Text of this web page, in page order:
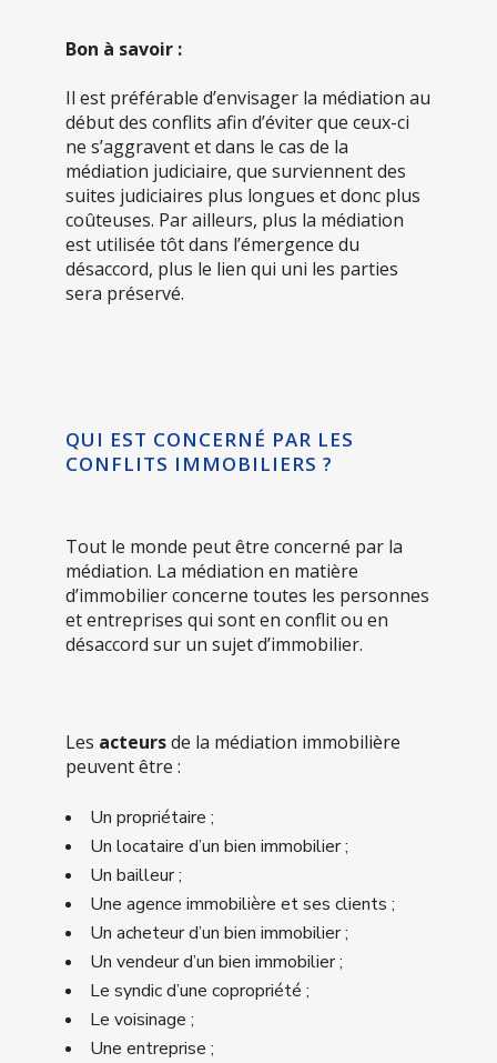
Bon à savoir :
Il est préférable d’envisager la médiation au
début des conflits afin d’éviter que ceux-ci
ne s’aggravent et dans le cas de la
médiation judiciaire, que surviennent des
suites judiciaires plus longues et donc plus
coûteuses. Par ailleurs, plus la médiation
est utilisée tôt dans l’émergence du
désaccord, plus le lien qui uni les parties
sera préservé.
QUI EST CONCERNÉ PAR LES
CONFLITS IMMOBILIERS ?
Tout le monde peut être concerné par la
médiation. La médiation en matière
d’immobilier concerne toutes les personnes
et entreprises qui sont en conflit ou en
désaccord sur un sujet d’immobilier.
Les acteursde la médiation immobilière
peuvent être :
Un propriétaire ;
Un locataire d’un bien immobilier ;
Un bailleur ;
Une agence immobilière et ses clients ;
Un acheteur d’un bien immobilier ;
Un vendeur d’un bien immobilier ;
Le syndic d’une copropriété ;
Le voisinage ;
Une entreprise ;